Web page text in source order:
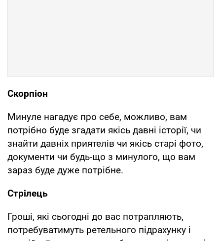
Скорпіон
Минуле нагадує про себе, можливо, вам
потрібно буде згадати якісь давні історії, чи
знайти давніх приятелів чи якісь старі фото,
документи чи будь-що з минулого, що вам
зараз буде дуже потрібне.
Стрілець
Гроші, які сьогодні до вас потрапляють,
потребуватимуть ретельного підрахунку і